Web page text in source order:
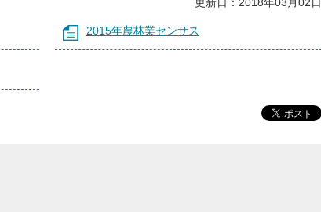
2015年農林業センサス